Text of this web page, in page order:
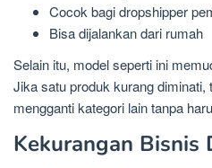
Cocok bagi dropshipper
Bisa dijalankan dari rumah
Selain itu, model seperti ini
Jika satu produk kurang diminati,
mengganti kategori lain tanpa
Kekurangan Bisnis